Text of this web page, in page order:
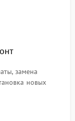
замена
новых
двигателя
объектива